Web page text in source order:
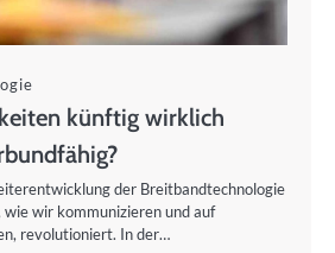
künftig wirklich
der Breitbandtechnologie
wir kommunizieren und auf
revolutioniert. In der…